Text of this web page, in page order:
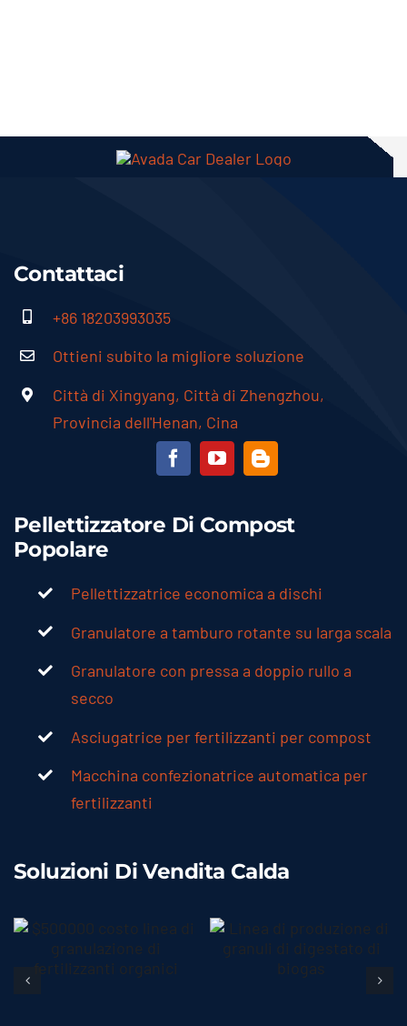
Contattaci
+86 18203993035
Ottieni subito la migliore soluzione
Città di Xingyang, Città di Zhengzhou,
Provincia dell'Henan, Cina
Pellettizzatore Di Compost
Popolare
Pellettizzatrice economica a dischi
Granulatore a tamburo rotante su larga scala
Granulatore con pressa a doppio rullo a
secco
Asciugatrice per fertilizzanti per compost
Macchina confezionatrice automatica per
fertilizzanti
Soluzioni Di Vendita Calda
$500,000 Linea
Produzione di